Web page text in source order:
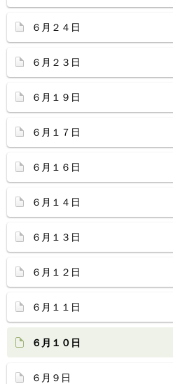
６月２４日
６月２３日
６月１９日
６月１７日
６月１６日
６月１４日
６月１３日
６月１２日
６月１１日
６月１０日
６月９日